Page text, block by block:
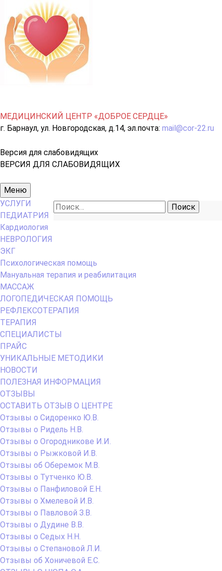
МЕДИЦИНСКИЙ ЦЕНТР «ДОБРОЕ СЕРДЦЕ»
г. Барнаул, ул. Новгородская, д.14, эл.почта: mail@cor-22.ru
Версия для слабовидящих
ВЕРСИЯ ДЛЯ СЛАБОВИДЯЩИХ
Основное
меню
Меню
Найти:
УСЛУГИ
ПЕДИАТРИЯ
Кардиология
НЕВРОЛОГИЯ
ЭКГ
Психологическая помощь
Мануальная терапия и реабилитация
МАССАЖ
ЛОГОПЕДИЧЕСКАЯ ПОМОЩЬ
РЕФЛЕКСОТЕРАПИЯ
ТЕРАПИЯ
СПЕЦИАЛИСТЫ
ПРАЙС
УНИКАЛЬНЫЕ МЕТОДИКИ
НОВОСТИ
ПОЛЕЗНАЯ ИНФОРМАЦИЯ
ОТЗЫВЫ
ОСТАВИТЬ ОТЗЫВ О ЦЕНТРЕ
Отзывы о Сидоренко Ю.В.
Отзывы о Ридель Н.В.
Отзывы о Огородникове И.И.
Отзывы о Рыжковой И.В.
Отзывы об Оберемок М.В.
Отзывы о Тутченко Ю.В.
Отзывы о Панфиловой Е.Н.
Отзывы о Хмелевой И.В.
Отзывы о Павловой З.В.
Отзывы о Дудине В.В.
Отзывы о Седых Н.Н.
Отзывы о Степановой Л.И.
Отзывы об Хоничевой Е.С.